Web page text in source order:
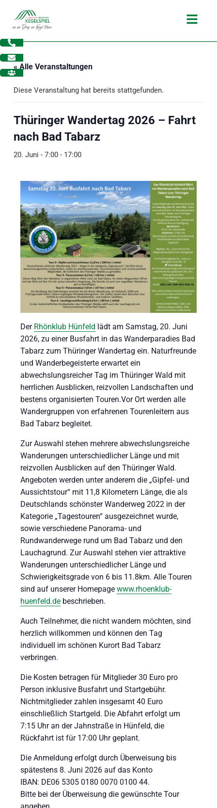
Inhalt
springen
Main
« Alle Veranstaltungen
Diese Veranstaltung hat bereits stattgefunden.
Thüringer Wandertag 2026 – Fahrt
nach Bad Tabarz
20. Juni - 7:00- 17:00
Der Rhönklub Hünfeld lädt am Samstag, 20. Juni
2026, zu einer Busfahrt in das Wanderparadies Bad
Tabarz zum Thüringer Wandertag ein. Naturfreunde
und Wanderbegeisterte erwartet ein
abwechslungsreicher Tag im Thüringer Wald mit
herrlichen Ausblicken, reizvollen Landschaften und
bestens organisierten Touren.Vor Ort werden alle
Wandergruppen von erfahrenen Tourenleitern aus
Bad Tabarz begleitet.
Zur Auswahl stehen mehrere abwechslungsreiche
Wanderungen unterschiedlicher Länge und mit
reizvollen Ausblicken auf den Thüringer Wald.
Angeboten werden unter anderem die „Gipfel- und
Aussichtstour“ mit 11,8 Kilometern Länge, die als
Deutschlands schönster Wanderweg 2022 in der
Kategorie „Tagestouren“ ausgezeichnet wurde,
sowie verschiedene Panorama- und
Rundwanderwege rund um Bad Tabarz und den
Lauchagrund. Zur Auswahl stehen vier attraktive
Wanderungen unterschiedlicher Länge und
Schwierigkeitsgrade von 6 bis 11.8km. Alle Touren
sind auf unserer Homepagewww.rhoenklub-
huenfeld.de beschrieben.
Auch Teilnehmer, die nicht wandern möchten, sind
herzlich willkommen und können den Tag
individuell im schönen Kurort Bad Tabarz
verbringen.
Die Kosten betragen für Mitglieder 30 Euro pro
Person inklusive Busfahrt und Startgebühr.
Nichtmitglieder zahlen insgesamt 40 Euro
einschließlich Startgeld. Die Abfahrt erfolgt um
7:15 Uhr an der Jahnstraße in Hünfeld, die
Rückfahrt ist für 17:00 Uhr geplant.
Die Anmeldung erfolgt durch Überweisung bis
spätestens 8. Juni 2026 auf das Konto
IBAN: DE06 5305 0180 0070 0100 44.
Bitte bei der Überweisung die gewünschte Tour